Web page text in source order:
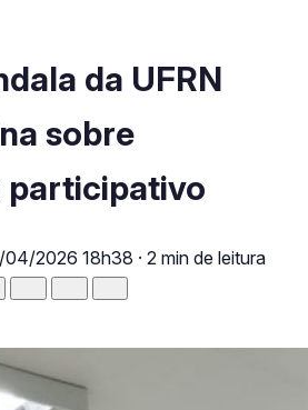
da UFRN
sobre
participativo
04/2026 18h38 · 2 min de leitura